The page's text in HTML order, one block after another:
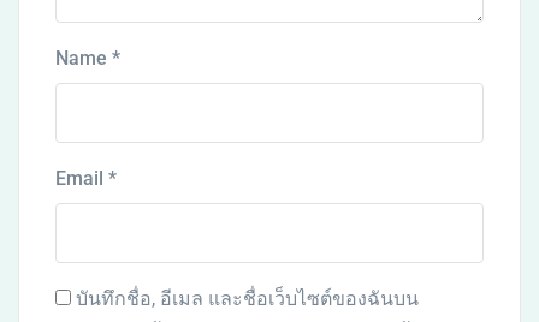
Name *
Email *
บันทึกชื่อ, อีเมล และชื่อเว็บไซต์ของฉันบน